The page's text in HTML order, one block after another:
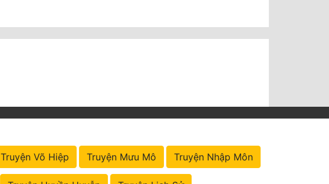
Truyện Võ Hiệp Truyện Mưu Mô Truyện Nhập Môn